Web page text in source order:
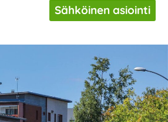
Sähköinen asiointi